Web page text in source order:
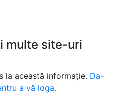
multe site-uri
la această informație. Da-
a vă loga.